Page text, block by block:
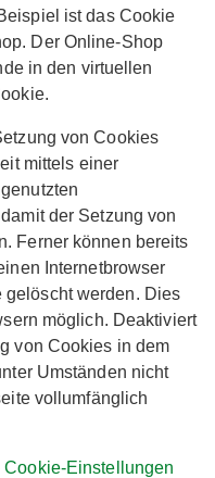
ist das Cookie
Der Online-Shop
in den virtuellen
von Cookies
mittels einer
der Setzung von
Ferner können bereits
Internetbrowser
gelöscht werden. Dies
möglich. Deaktiviert
von Cookies in dem
Umständen nicht
vollumfänglich
Cookie-Einstellungen